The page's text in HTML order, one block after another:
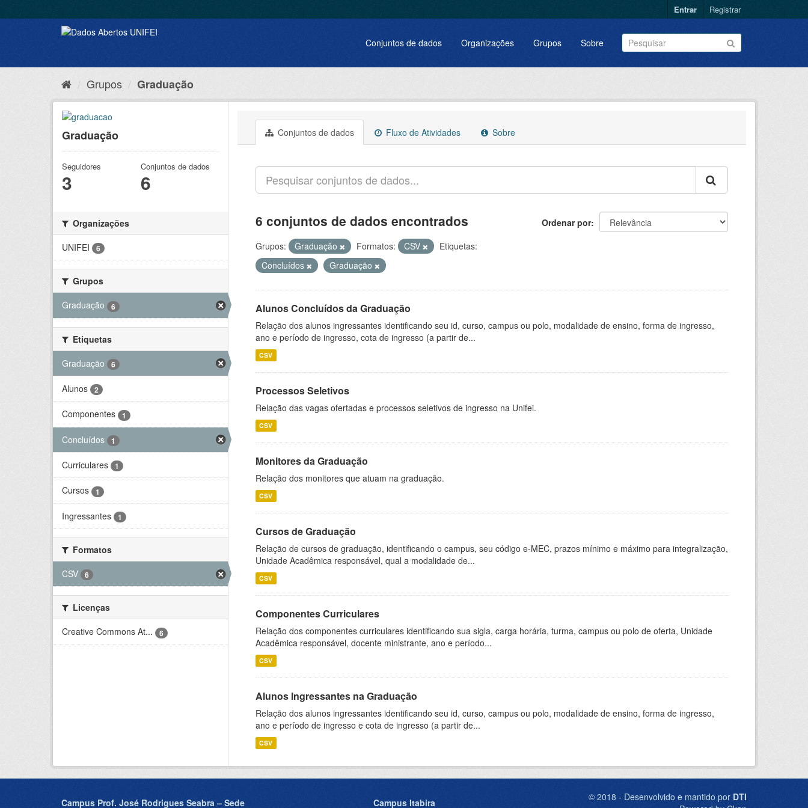
Entrar Registrar
Conjuntos de dados Organizações Grupos Sobre
Grupos Graduação
Graduação
Seguidores
3
Conjuntos de dados
6
Organizações
UNIFEI
6
Grupos
Graduação
6
Etiquetas
Graduação
6
Alunos 2
Componentes 1
Concluídos 1
Curriculares 1
Cursos 1
Ingressantes 1
Formatos
CSV
6
Licenças
Creative Commons At...
6
Conjuntos de dados Fluxo de Atividades Sobre
Ordenar por
6 conjuntos de dados encontrados
Grupos: Graduação Formatos: CSV
Etiquetas:
Concluídos
Graduação
Alunos Concluídos da Graduação
Relação dos alunos ingressantes identificando seu id, curso, campus ou polo, modalidade de ensino, forma de ingresso,
ano e período de ingresso, cota de ingresso (a partir de...
CSV
Processos Seletivos
Relação das vagas ofertadas e processos seletivos de ingresso na Unifei.
CSV
Monitores da Graduação
Relação dos monitores que atuam na graduação.
CSV
Cursos de Graduação
Relação de cursos de graduação, identificando o campus, seu código e-MEC, prazos mínimo e máximo para integralização,
Unidade Acadêmica responsável, qual a modalidade de...
CSV
Componentes Curriculares
Relação dos componentes curriculares identificando sua sigla, carga horária, turma, campus ou polo de oferta, Unidade
Acadêmica responsável, docente ministrante, ano e período...
CSV
Alunos Ingressantes na Graduação
Relação dos alunos ingressantes identificando seu id, curso, campus ou polo, modalidade de ensino, forma de ingresso,
ano e período de ingresso e cota de ingresso (a partir de...
CSV
Campus Prof. José Rodrigues Seabra – Sede Campus Itabira © 2018 - Desenvolvido e mantido por DTI